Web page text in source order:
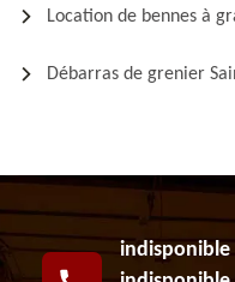
Location de bennes à
Débarras de grenier
indisponible